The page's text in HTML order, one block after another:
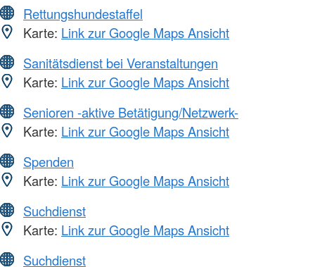
Rettungshundestaffel
Karte: Link zur Google Maps Ansicht
Sanitätsdienst bei Veranstaltungen
Karte: Link zur Google Maps Ansicht
Senioren -aktive Betätigung/Netzwerk-
Karte: Link zur Google Maps Ansicht
Spenden
Karte: Link zur Google Maps Ansicht
Suchdienst
Karte: Link zur Google Maps Ansicht
Suchdienst